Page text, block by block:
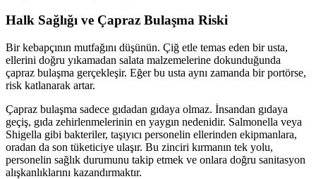
Halk Sağlığı ve Çapraz Bulaşma Riski
Bir kebapçının mutfağını düşünün. Çiğ etle temas eden bir usta,
ellerini doğru yıkamadan salata malzemelerine dokunduğunda
çapraz bulaşma gerçekleşir. Eğer bu usta aynı zamanda bir portörse,
risk katlanarak artar.
Çapraz bulaşma sadece gıdadan gıdaya olmaz. İnsandan gıdaya
geçiş, gıda zehirlenmelerinin en yaygın nedenidir. Salmonella veya
Shigella gibi bakteriler, taşıyıcı personelin ellerinden ekipmanlara,
oradan da son tüketiciye ulaşır. Bu zinciri kırmanın tek yolu,
personelin sağlık durumunu takip etmek ve onlara doğru sanitasyon
alışkanlıklarını kazandırmaktır.